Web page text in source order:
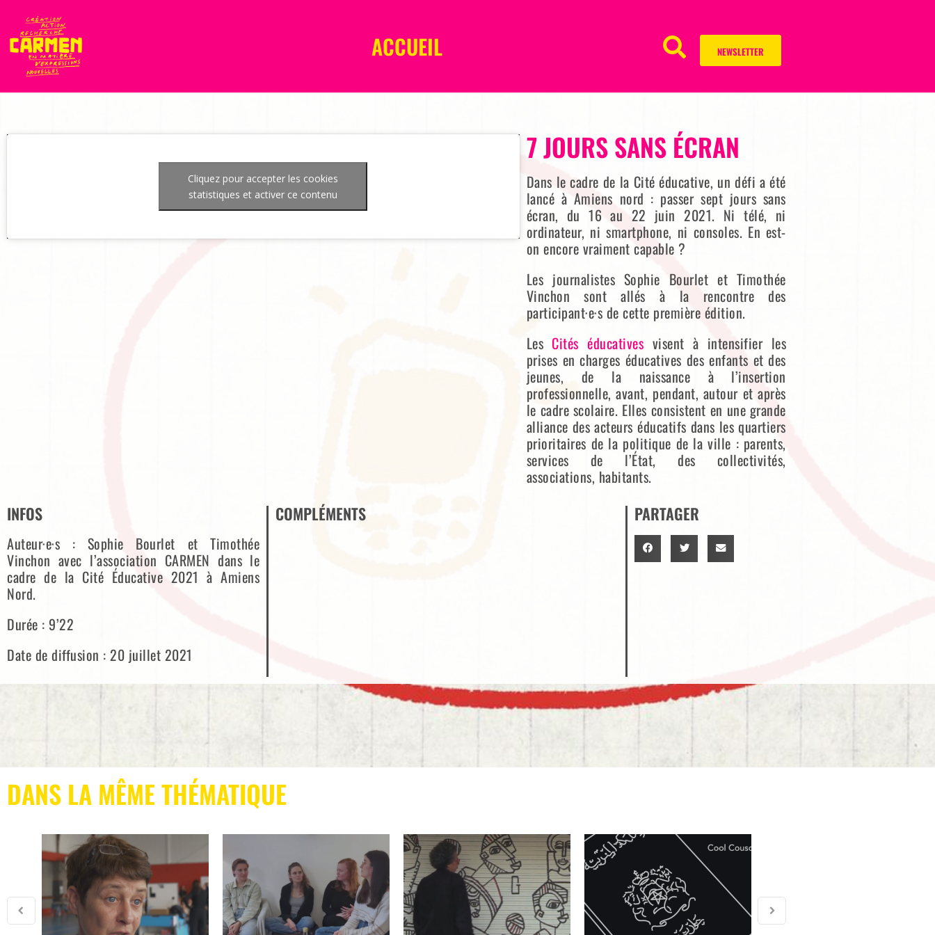
ACCUEIL NEWSLETTER
Cliquez pour accepter les cookies
statistiques et activer ce contenu
7 JOURS SANS ÉCRAN
Dans le cadre de la Cité éducative, un défi a été
lancé à Amiens nord : passer sept jours sans
écran, du 16 au 22 juin 2021. Ni télé, ni
ordinateur, ni smartphone, ni consoles. En est-
on encore vraiment capable ?
Les journalistes Sophie Bourlet et Timothée
Vinchon sont allés à la rencontre des
participant·e·s de cette première édition.
Les Cités éducatives visent à intensifier les
prises en charges éducatives des enfants et des
jeunes, de la naissance à l’insertion
professionnelle, avant, pendant, autour et après
le cadre scolaire. Elles consistent en une grande
alliance des acteurs éducatifs dans les quartiers
prioritaires de la politique de la ville : parents,
services de l’État, des collectivités,
associations, habitants.
INFOS
Auteur·e·s : Sophie Bourlet et Timothée
Vinchon avec l’association CARMEN dans le
cadre de la Cité Éducative 2021 à Amiens
Nord.
Durée : 9’22
Date de diffusion : 20 juillet 2021
COMPLÉMENTS PARTAGER
DANS LA MÊME THÉMATIQUE